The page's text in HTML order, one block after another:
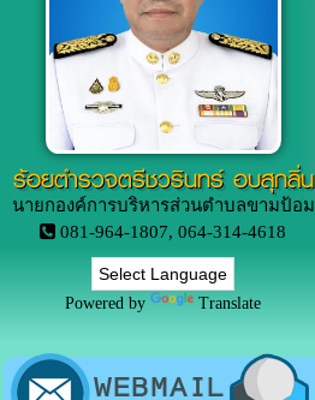
ร้อยตำรวจตรีชวรินทร์ อบสุกลิ่น
นายกองค์การบริหารส่วนตำบลขามป้อม
081-964-1807, 064-314-4618
Powered by Translate